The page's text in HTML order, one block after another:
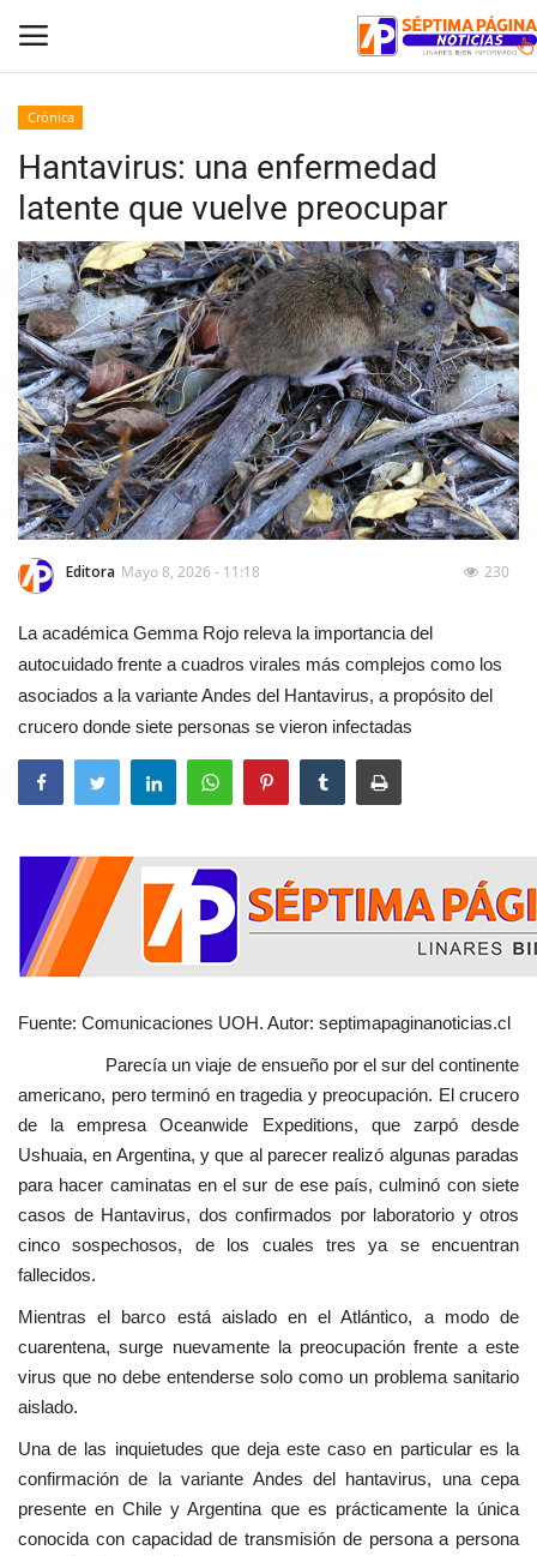
Inicio
Crónica
Policial
Tribunales
Deporte
Política
Espectáculos
Crónica
Hantavirus: una enfermedad
latente que vuelve preocupar
Editora Mayo 8, 2026 - 11:18 230
La académica Gemma Rojo releva la importancia del
autocuidado frente a cuadros virales más complejos como los
asociados a la variante Andes del Hantavirus, a propósito del
crucero donde siete personas se vieron infectadas
Fuente: Comunicaciones UOH. Autor: septimapaginanoticias.cl
Parecía un viaje de ensueño por el sur del continente
americano, pero terminó en tragedia y preocupación. El crucero
de la empresa Oceanwide Expeditions, que zarpó desde
Ushuaia, en Argentina, y que al parecer realizó algunas paradas
para hacer caminatas en el sur de ese país, culminó con siete
casos de Hantavirus, dos confirmados por laboratorio y otros
cinco sospechosos, de los cuales tres ya se encuentran
fallecidos.
Mientras el barco está aislado en el Atlántico, a modo de
cuarentena, surge nuevamente la preocupación frente a este
virus que no debe entenderse solo como un problema sanitario
aislado.
Una de las inquietudes que deja este caso en particular es la
confirmación de la variante Andes del hantavirus, una cepa
presente en Chile y Argentina que es prácticamente la única
conocida con capacidad de transmisión de persona a persona